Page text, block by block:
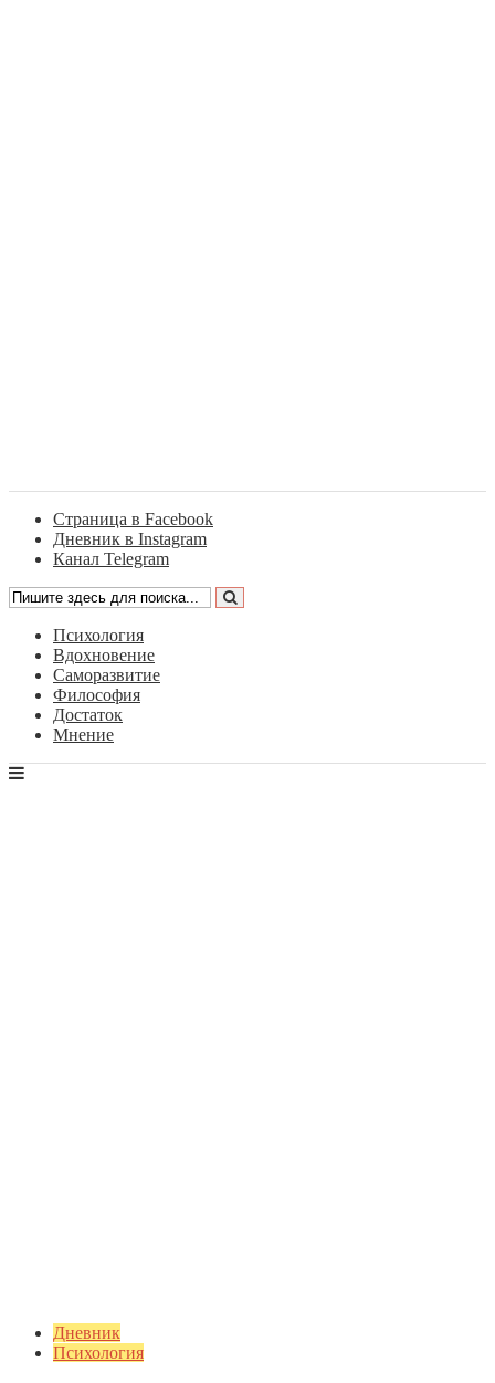
Страница в Facebook
Дневник в Instagram
Канал Telegram
Психология
Вдохновение
Саморазвитие
Философия
Достаток
Мнение
Дневник
Психология